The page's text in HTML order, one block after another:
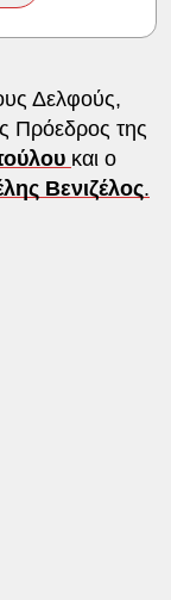
Δελφούς,
Πρόεδρος της
και ο
Βενιζέλος.